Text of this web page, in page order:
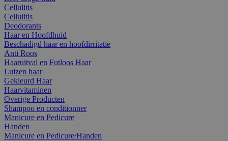
Cellulitis
Cellulitis
Deodorants
Haar en Hoofdhuid
Beschadigd haar en hoofdirritatie
Anti Roos
Haaruitval en Futloos Haar
Luizen haar
Gekleurd Haar
Haarvitaminen
Overige Producten
Shampoo en conditionner
Manicure en Pedicure
Handen
Manicure en Pedicure/Handen